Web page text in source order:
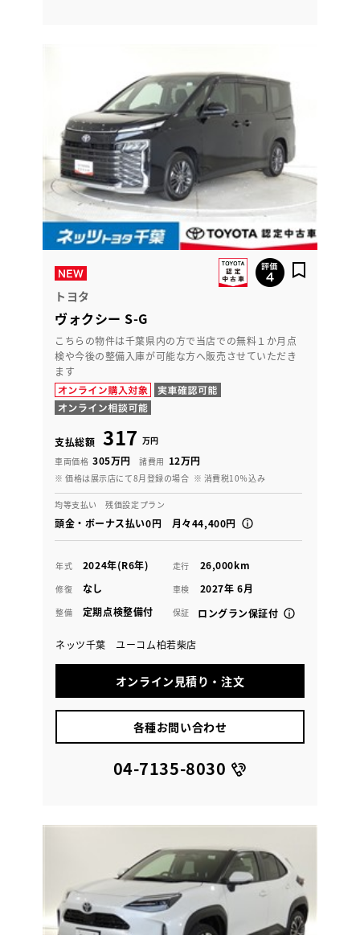
トヨタ
ヴォクシー S-G
こちらの物件は千葉県内の方で当店での無料１か月点
検や今後の整備入庫が可能な方へ販売させていただき
ます
支払総額 317 万円
車両価格 305万円 諸費用 12万円
※ 価格は展示店にて8月登録の場合 ※ 消費税10％込み
均等支払い 残価設定プラン
頭金・ボーナス払い0円 月々44,400円
年式 2024年(R6年) 走行 26,000km
修復 なし 車検 2027年 6月
整備 定期点検整備付 保証 ロングラン保証付
ネッツ千葉 ユーコム柏若柴店
オンライン見積り・注文
各種お問い合わせ
04-7135-8030